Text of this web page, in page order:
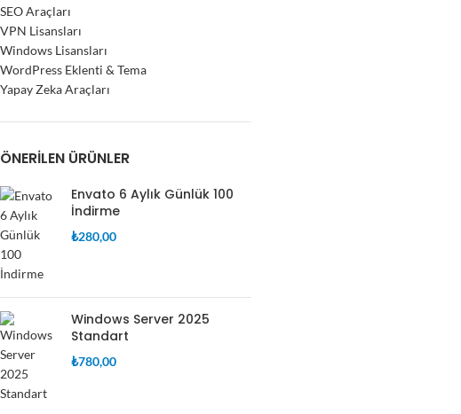
SEO Araçları
VPN Lisansları
Windows Lisansları
WordPress Eklenti & Tema
Yapay Zeka Araçları
ÖNERILEN ÜRÜNLER
Envato 6 Aylık Günlük 100
İndirme
₺280,00
Windows Server 2025
Standart
₺780,00